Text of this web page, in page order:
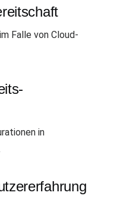
Falle von Cloud-
in